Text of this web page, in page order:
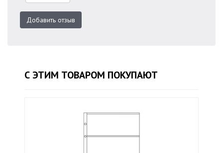
Добавить отзыв
С ЭТИМ ТОВАРОМ ПОКУПАЮТ